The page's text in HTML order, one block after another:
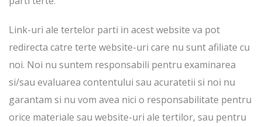
Link-uri ale tertelor parti in acest website va pot
redirecta catre terte website-uri care nu sunt afiliate cu
noi. Noi nu suntem responsabili pentru examinarea
si/sau evaluarea contentului sau acuratetii si noi nu
garantam si nu vom avea nici o responsabilitate pentru
orice materiale sau website-uri ale tertilor, sau pentru